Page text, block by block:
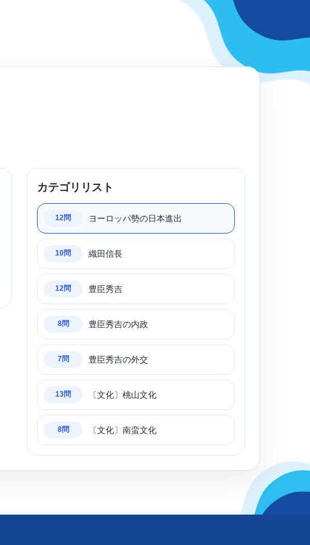
カテゴリリスト
12問 ヨーロッパ勢の日本進出
10問 織田信長
12問 豊臣秀吉
8問 豊臣秀吉の内政
7問 豊臣秀吉の外交
13問 〔文化〕桃山文化
8問 〔文化〕南蛮文化